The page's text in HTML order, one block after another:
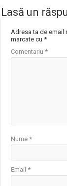
Lasă un
Adresa ta de email
marcate cu*
Comentariu*
Nume*
Email*